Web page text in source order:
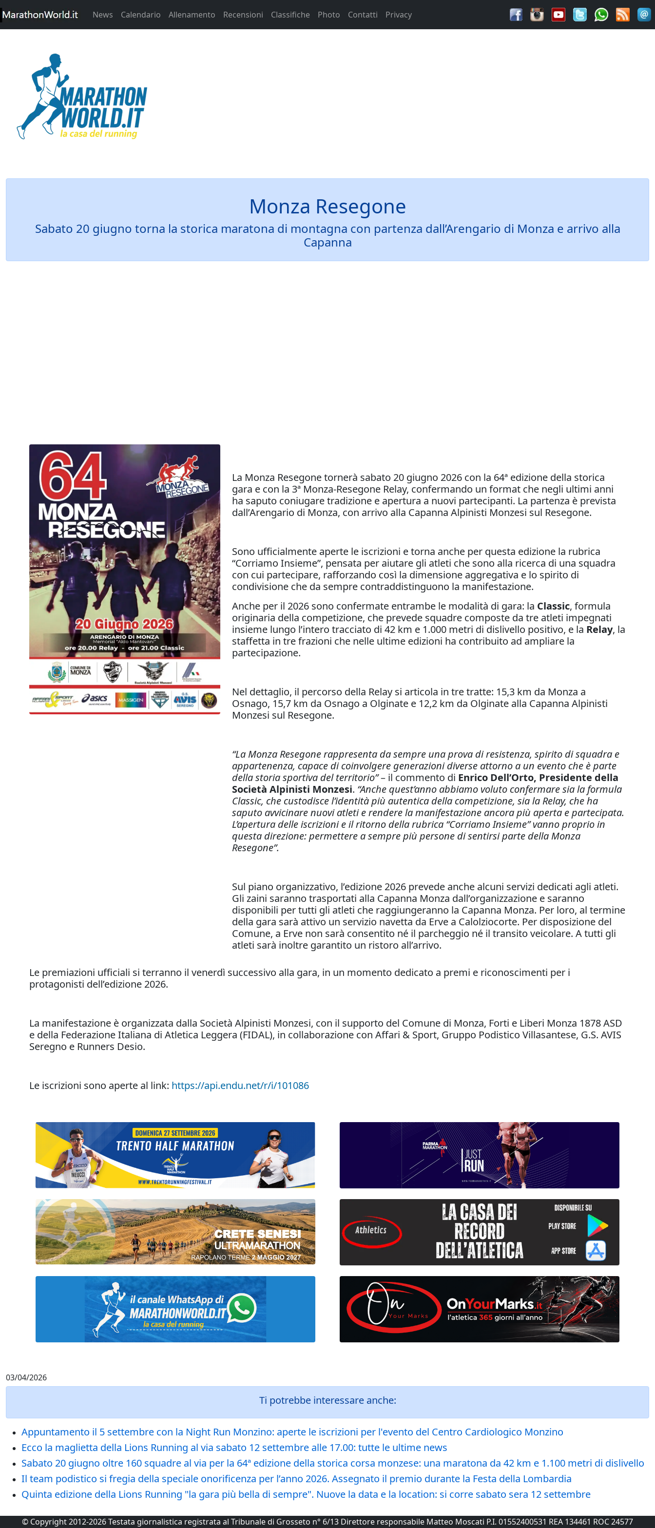
News Calendario Allenamento Recensioni Classifiche Photo Contatti Privacy
Monza Resegone
Sabato 20 giugno torna la storica maratona di montagna con partenza dall’Arengario di Monza e arrivo alla
Capanna
La Monza Resegone tornerà sabato 20 giugno 2026 con la 64ª edizione della storica
gara e con la 3ª Monza-Resegone Relay, confermando un format che negli ultimi anni
ha saputo coniugare tradizione e apertura a nuovi partecipanti. La partenza è prevista
dall’Arengario di Monza, con arrivo alla Capanna Alpinisti Monzesi sul Resegone.
Sono ufficialmente aperte le iscrizioni e torna anche per questa edizione la rubrica
“Corriamo Insieme”, pensata per aiutare gli atleti che sono alla ricerca di una squadra
con cui partecipare, rafforzando così la dimensione aggregativa e lo spirito di
condivisione che da sempre contraddistinguono la manifestazione.
Anche per il 2026 sono confermate entrambe le modalità di gara: la Classic, formula
originaria della competizione, che prevede squadre composte da tre atleti impegnati
insieme lungo l’intero tracciato di 42 km e 1.000 metri di dislivello positivo, e la Relay, la
staffetta in tre frazioni che nelle ultime edizioni ha contribuito ad ampliare la
partecipazione.
Nel dettaglio, il percorso della Relay si articola in tre tratte: 15,3 km da Monza a
Osnago, 15,7 km da Osnago a Olginate e 12,2 km da Olginate alla Capanna Alpinisti
Monzesi sul Resegone.
“La Monza Resegone rappresenta da sempre una prova di resistenza, spirito di squadra e
appartenenza, capace di coinvolgere generazioni diverse attorno a un evento che è parte
della storia sportiva del territorio”– il commento di Enrico Dell’Orto, Presidente della
Società Alpinisti Monzesi. “Anche quest’anno abbiamo voluto confermare sia la formula
Classic, che custodisce l’identità più autentica della competizione, sia la Relay, che ha
saputo avvicinare nuovi atleti e rendere la manifestazione ancora più aperta e partecipata.
L’apertura delle iscrizioni e il ritorno della rubrica “Corriamo Insieme” vanno proprio in
questa direzione: permettere a sempre più persone di sentirsi parte della Monza
Resegone”.
Sul piano organizzativo, l’edizione 2026 prevede anche alcuni servizi dedicati agli atleti.
Gli zaini saranno trasportati alla Capanna Monza dall’organizzazione e saranno
disponibili per tutti gli atleti che raggiungeranno la Capanna Monza. Per loro, al termine
della gara sarà attivo un servizio navetta da Erve a Calolziocorte. Per disposizione del
Comune, a Erve non sarà consentito né il parcheggio né il transito veicolare. A tutti gli
atleti sarà inoltre garantito un ristoro all’arrivo.
Le premiazioni ufficiali si terranno il venerdì successivo alla gara, in un momento dedicato a premi e riconoscimenti per i
protagonisti dell’edizione 2026.
La manifestazione è organizzata dalla Società Alpinisti Monzesi, con il supporto del Comune di Monza, Forti e Liberi Monza 1878 ASD
e della Federazione Italiana di Atletica Leggera (FIDAL), in collaborazione con Affari & Sport, Gruppo Podistico Villasantese, G.S. AVIS
Seregno e Runners Desio.
Le iscrizioni sono aperte al link: https://api.endu.net/r/i/101086
03/04/2026
Ti potrebbe interessare anche:
Appuntamento il 5 settembre con la Night Run Monzino: aperte le iscrizioni per l'evento del Centro Cardiologico Monzino
Ecco la maglietta della Lions Running al via sabato 12 settembre alle 17.00: tutte le ultime news
Sabato 20 giugno oltre 160 squadre al via per la 64ª edizione della storica corsa monzese: una maratona da 42 km e 1.100 metri di dislivello
Il team podistico si fregia della speciale onorificenza per l’anno 2026. Assegnato il premio durante la Festa della Lombardia
Quinta edizione della Lions Running "la gara più bella di sempre". Nuove la data e la location: si corre sabato sera 12 settembre
© Copyright 2012-2026 Testata giornalistica registrata al Tribunale di Grosseto n° 6/13 Direttore responsabile Matteo Moscati P.I. 01552400531 REA 134461 ROC 24577